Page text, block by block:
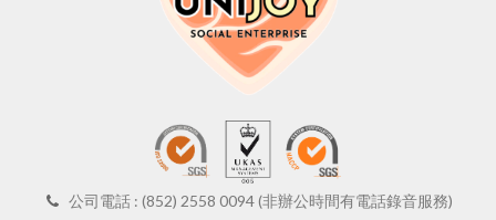
公司電話 : (852) 2558 0094 (非辦公時間有電話錄音服務)